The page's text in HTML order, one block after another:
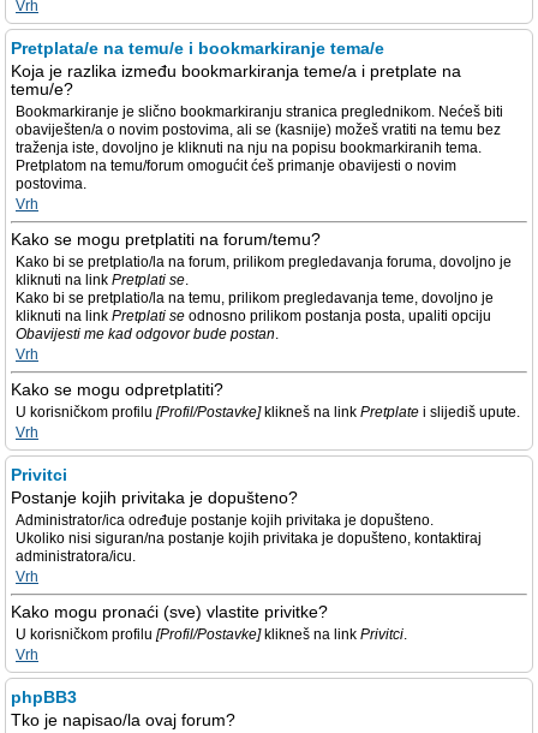
Vrh
Pretplata/e na temu/e i bookmarkiranje tema/e
Koja je razlika između bookmarkiranja teme/a i pretplate na
temu/e?
Bookmarkiranje je slično bookmarkiranju stranica preglednikom. Nećeš biti
obaviješten/a o novim postovima, ali se (kasnije) možeš vratiti na temu bez
traženja iste, dovoljno je kliknuti na nju na popisu bookmarkiranih tema.
Pretplatom na temu/forum omogućit ćeš primanje obavijesti o novim
postovima.
Vrh
Kako se mogu pretplatiti na forum/temu?
Kako bi se pretplatio/la na forum, prilikom pregledavanja foruma, dovoljno je
kliknuti na link Pretplati se.
Kako bi se pretplatio/la na temu, prilikom pregledavanja teme, dovoljno je
kliknuti na link Pretplati se odnosno prilikom postanja posta, upaliti opciju
Obavijesti me kad odgovor bude postan.
Vrh
Kako se mogu odpretplatiti?
U korisničkom profilu [Profil/Postavke]klikneš na link Pretplate i slijediš upute.
Vrh
Privitci
Postanje kojih privitaka je dopušteno?
Administrator/ica određuje postanje kojih privitaka je dopušteno.
Ukoliko nisi siguran/na postanje kojih privitaka je dopušteno, kontaktiraj
administratora/icu.
Vrh
Kako mogu pronaći (sve) vlastite privitke?
U korisničkom profilu [Profil/Postavke]klikneš na link Privitci.
Vrh
phpBB3
Tko je napisao/la ovaj forum?